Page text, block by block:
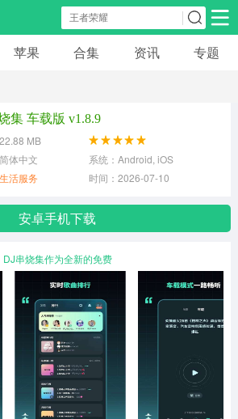
安卓游戏
苹果 合集 资讯 专题
集 车载版 v1.8.9
MB
体中文
系统：Android, iOS
生活服务 时间：2026-07-10
安卓手机下载
DJ串烧集作为全新的免费